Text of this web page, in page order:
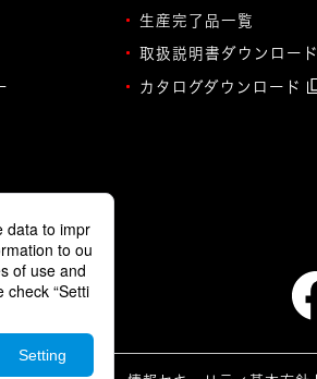
生産完了品一覧
取扱説明書ダウンロード
カタログダウンロード